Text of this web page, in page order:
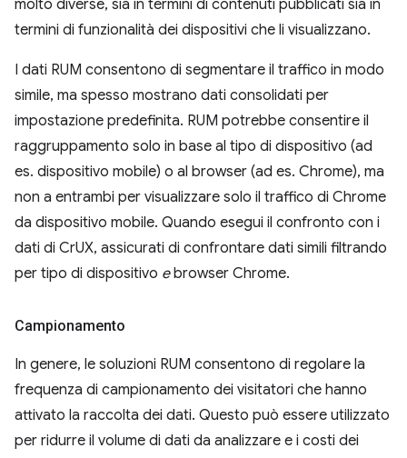
molto diverse, sia in termini di contenuti pubblicati sia in
termini di funzionalità dei dispositivi che li visualizzano.
I dati RUM consentono di segmentare il traffico in modo
simile, ma spesso mostrano dati consolidati per
impostazione predefinita. RUM potrebbe consentire il
raggruppamento solo in base al tipo di dispositivo (ad
es. dispositivo mobile) o al browser (ad es. Chrome), ma
non a entrambi per visualizzare solo il traffico di Chrome
da dispositivo mobile. Quando esegui il confronto con i
dati di CrUX, assicurati di confrontare dati simili filtrando
per tipo di dispositivo ebrowser Chrome.
Campionamento
In genere, le soluzioni RUM consentono di regolare la
frequenza di campionamento dei visitatori che hanno
attivato la raccolta dei dati. Questo può essere utilizzato
per ridurre il volume di dati da analizzare e i costi dei